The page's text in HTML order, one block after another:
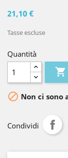
21,10 €
Tasse escluse
Quantità

 Non ci sono
Condividi